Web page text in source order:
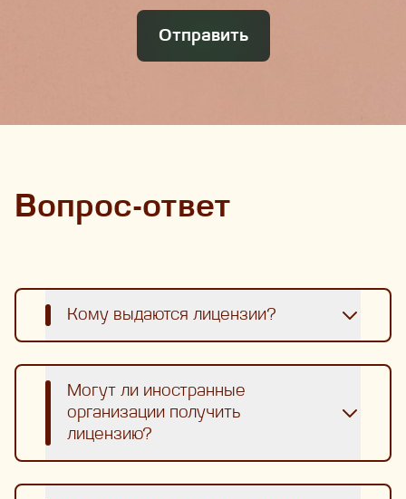
Отправить
Вопрос-ответ
Кому выдаются лицензии?
Могут ли иностранные
организации получить
лицензию?